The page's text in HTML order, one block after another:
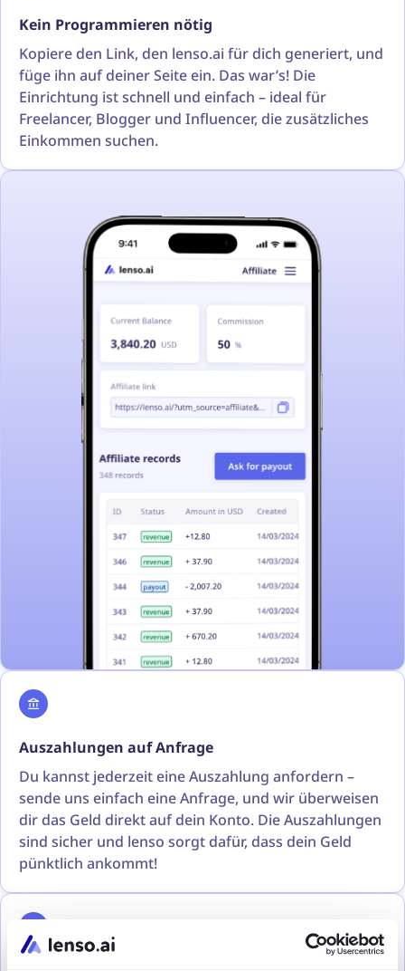
Kein Programmieren nötig
Kopiere den Link, den lenso.ai für dich generiert, und
füge ihn auf deiner Seite ein. Das war’s! Die
Einrichtung ist schnell und einfach – ideal für
Freelancer, Blogger und Influencer, die zusätzliches
Einkommen suchen.
Auszahlungen auf Anfrage
Du kannst jederzeit eine Auszahlung anfordern –
sende uns einfach eine Anfrage, und wir überweisen
dir das Geld direkt auf dein Konto. Die Auszahlungen
sind sicher und lenso sorgt dafür, dass dein Geld
pünktlich ankommt!